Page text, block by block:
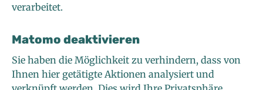
verarbeitet.
Matomo deaktivieren
Sie haben die Möglichkeit zu verhindern, dass von
Ihnen hier getätigte Aktionen analysiert und